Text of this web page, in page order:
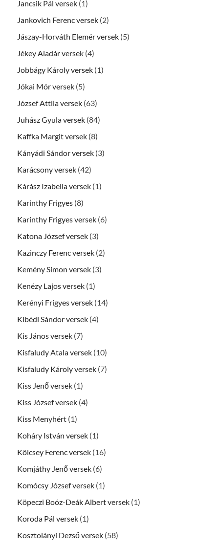
Jancsik Pál versek (1)
Jankovich Ferenc versek (2)
Jászay-Horváth Elemér versek (5)
Jékey Aladár versek (4)
Jobbágy Károly versek (1)
Jókai Mór versek (5)
József Attila versek (63)
Juhász Gyula versek (84)
Kaffka Margit versek (8)
Kányádi Sándor versek (3)
Karácsony versek (42)
Kárász Izabella versek (1)
Karinthy Frigyes (8)
Karinthy Frigyes versek (6)
Katona József versek (3)
Kazinczy Ferenc versek (2)
Kemény Simon versek (3)
Kenézy Lajos versek (1)
Kerényi Frigyes versek (14)
Kibédi Sándor versek (4)
Kis János versek (7)
Kisfaludy Atala versek (10)
Kisfaludy Károly versek (7)
Kiss Jenő versek (1)
Kiss József versek (4)
Kiss Menyhért (1)
Koháry István versek (1)
Kölcsey Ferenc versek (16)
Komjáthy Jenő versek (6)
Komócsy József versek (1)
Köpeczi Boóz-Deák Albert versek (1)
Koroda Pál versek (1)
Kosztolányi Dezső versek (58)